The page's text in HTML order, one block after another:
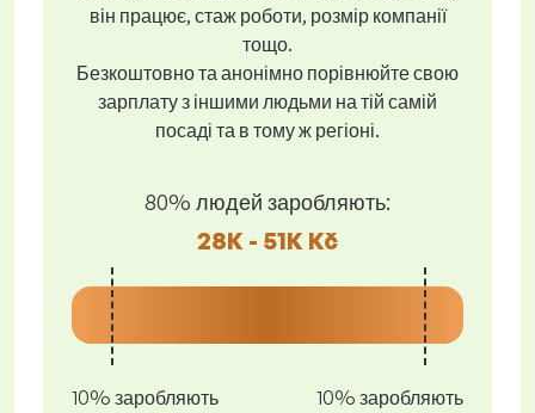
він працює, стаж роботи, розмір компанії
тощо.
Безкоштовно та анонімно порівнюйте свою
зарплату з іншими людьми на тій самій
посаді та в тому ж регіоні.
80% людей заробляють:
28K - 51K Kč
10% заробляють
10% заробляють